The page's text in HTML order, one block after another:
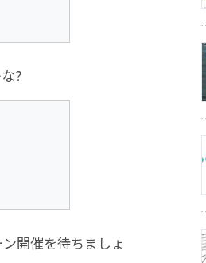
?
開催を待ちましょ